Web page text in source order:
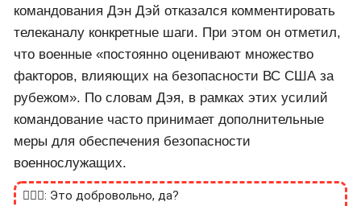
командования Дэн Дэй отказался комментировать
телеканалу конкретные шаги. При этом он отметил,
что военные «постоянно оценивают множество
факторов, влияющих на безопасности ВС США за
рубежом». По словам Дэя, в рамках этих усилий
командование часто принимает дополнительные
меры для обеспечения безопасности
военнослужащих.
🙎🏻‍♂️: Это добровольно, да?